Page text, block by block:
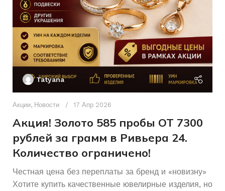
БРЕНД Без бренда
ПЛЕТЕНИЕ
Декоративное
и узорное
СОСТОЯНИЕ Б/У
РАЗМЕР БРАСЛЕТА
ДЛЯ КОГО Женщинам
СОСТОЯНИЕ Б/У
Tatyana
Акции, Новости 17 Апр 2026
Акция! Золото 585 пробы ОТ 7300
рублей за грамм в Ривьера 24.
Количество ограничено!
Честная цена без переплаты за бренд и «новизну»
Хотите купить качественные ювелирные изделия, но